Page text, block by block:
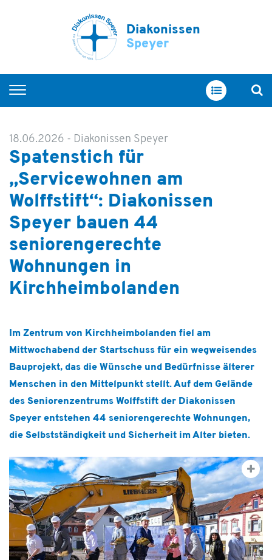
Diakonissen
Speyer
Startseite
Wohnen
Zweiter Lebensraum
Maudacher Werkstatt
Aufsuchende Assistenz
18.06.2026 - Diakonissen Speyer
Spatenstich für
„Servicewohnen am
Wolffstift“: Diakonissen
Speyer bauen 44
seniorengerechte
Wohnungen in
Kirchheimbolanden
Im Zentrum von Kirchheimbolanden fiel am
Mittwochabend der Startschuss für ein wegweisendes
Bauprojekt, das die Wünsche und Bedürfnisse älterer
Menschen in den Mittelpunkt stellt. Auf dem Gelände
des Seniorenzentrums Wolffstift der Diakonissen
Speyer entstehen 44 seniorengerechte Wohnungen,
die Selbstständigkeit und Sicherheit im Alter bieten.